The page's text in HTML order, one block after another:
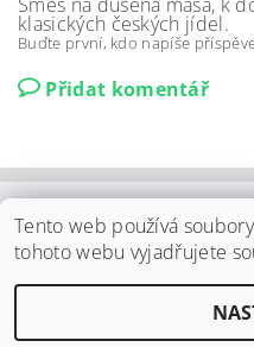
klasických českých jídel.
Buďte první, kdo napíše
Přidat komentář
Shoptet.cz |
ELPO Záhornice s.r.o.,
Tento web používá
tohoto webu vyjadřujete